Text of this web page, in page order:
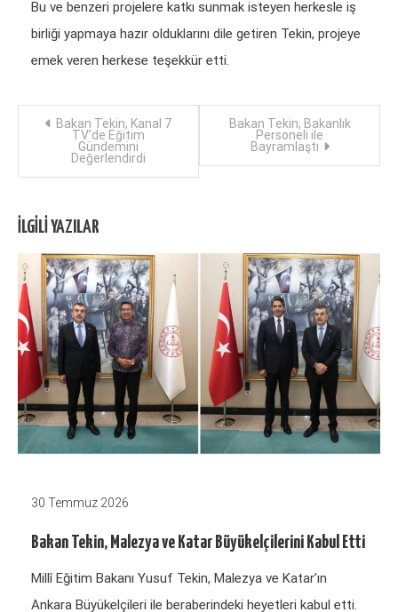
Bu ve benzeri projelere katkı sunmak isteyen herkesle iş
birliği yapmaya hazır olduklarını dile getiren Tekin, projeye
emek veren herkese teşekkür etti.
Yazı
dolaşımı
Bakan Tekin, Kanal 7
TV’de Eğitim
Gündemini
Değerlendirdi
Bakan Tekin, Bakanlık
Personeli ile
Bayramlaştı
İLGILI YAZILAR
30 Temmuz 2026
Bakan Tekin, Malezya ve Katar Büyükelçilerini Kabul Etti
Millî Eğitim Bakanı Yusuf Tekin, Malezya ve Katar’ın
Ankara Büyükelçileri ile beraberindeki heyetleri kabul etti.